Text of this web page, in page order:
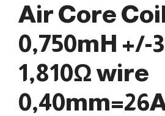
Air Core
0,750mH +/-
1,810Ω wire